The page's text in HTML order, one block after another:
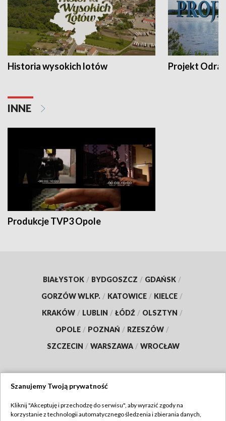
Historia wysokich lotów Projekt Odra
INNE
Produkcje TVP3 Opole
BIAŁYSTOK / BYDGOSZCZ / GDAŃSK /
GORZÓW WLKP. / KATOWICE / KIELCE /
KRAKÓW / LUBLIN / ŁÓDŹ / OLSZTYN /
OPOLE / POZNAŃ / RZESZÓW /
SZCZECIN / WARSZAWA / WROCŁAW
TVP
Szanujemy Twoją prywatność
Kliknij "Akceptuję i przechodzę do serwisu", aby wyrazić zgody na
korzystanie z technologii automatycznego śledzenia i zbierania danych,